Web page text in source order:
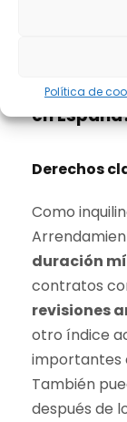
Política de
¿Qué
en
Derechos
Como
duración
contratos
revisiones
otro índice
importantes
También
después de